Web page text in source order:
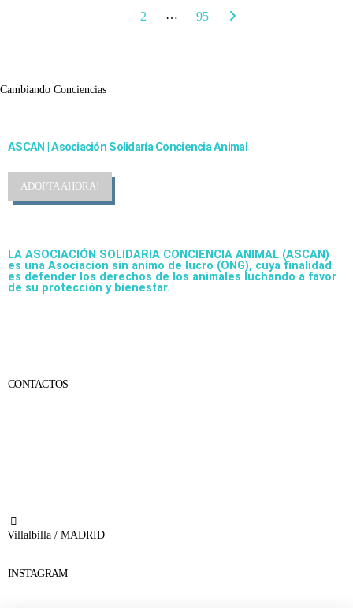
2 … 95
Cambiando Conciencias
ASCAN | Asociación Solidaría Conciencia Animal
ADOPTA AHORA!
LA ASOCIACIÓN SOLIDARIA CONCIENCIA ANIMAL (ASCAN)
es una Asociacion sin animo de lucro (ONG), cuya finalidad
es defender los derechos de los animales luchando a favor
de su protección y bienestar.
CONTACTOS
Villalbilla / MADRID
INSTAGRAM